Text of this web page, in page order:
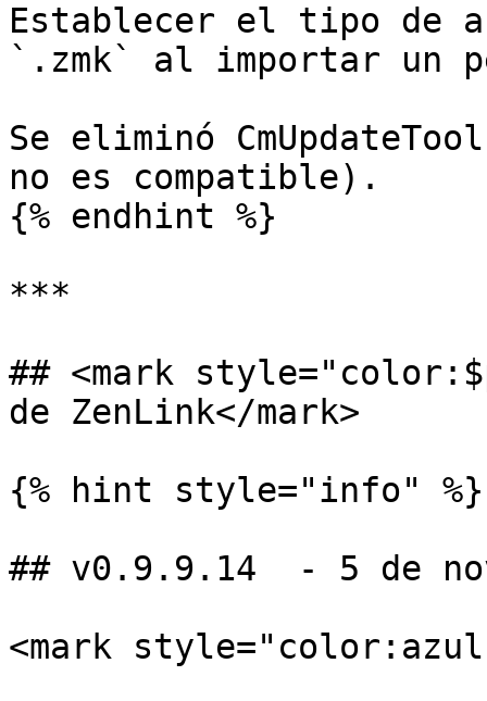
Establecer el tipo de
`.zmk` al importar un
Se eliminó
no es compatible).
{% endhint %}
***
## <mark
de ZenLink</mark>
{% hint style="info" %}
## v0.9.9.14  - 5 de
<mark